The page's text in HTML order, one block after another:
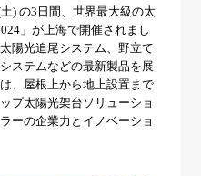
) の3日間、世界最大級の太
」が上海で開催されまし
陽光追尾システム、野立て
ステムなどの最新製品を展
、屋根上から地上設置まで
プ太陽光架台ソリューショ
ーの企業力とイノベーショ